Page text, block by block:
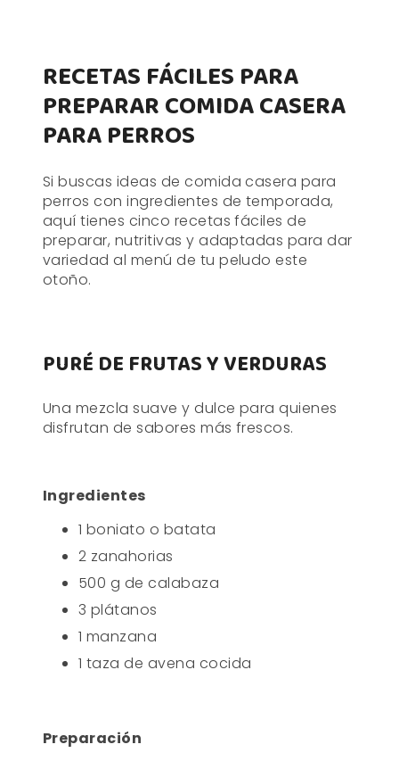
RECETAS FÁCILES PARA
PREPARAR COMIDA CASERA
PARA PERROS
Si buscas ideas de comida casera para
perros con ingredientes de temporada,
aquí tienes cinco recetas fáciles de
preparar, nutritivas y adaptadas para dar
variedad al menú de tu peludo este
otoño.
PURÉ DE FRUTAS Y VERDURAS
Una mezcla suave y dulce para quienes
disfrutan de sabores más frescos.
Ingredientes
1 boniato o batata
2 zanahorias
500 g de calabaza
3 plátanos
1 manzana
1 taza de avena cocida
Preparación